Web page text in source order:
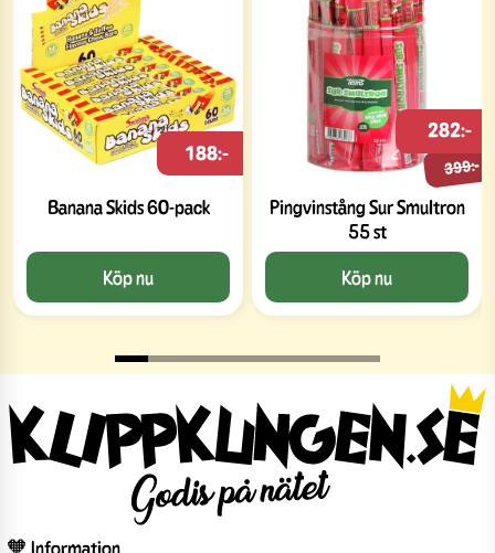
Banana Skids 60-pack
188:-
Köp nu
Pingvinstång Sur Smultron
55 st
399:-
282:-
Köp nu
🧡 Information